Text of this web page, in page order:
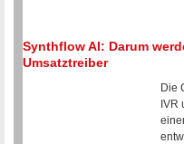
Synthflow AI: Darum
Umsatztreiber
Die
IVR